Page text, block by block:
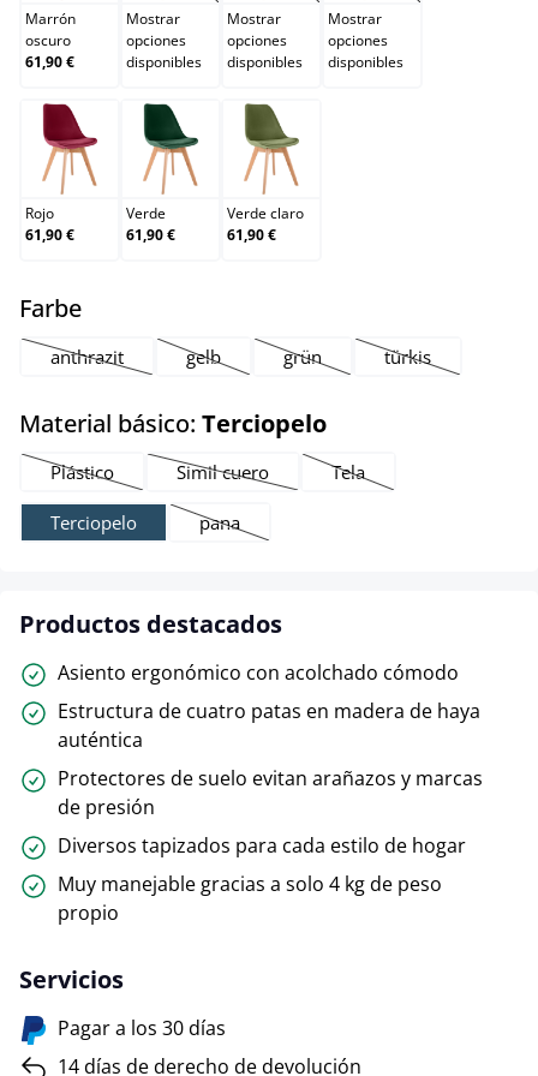
Marrón
oscuro
61,90 €
Mostrar
opciones
disponibles
Mostrar
opciones
disponibles
Mostrar
opciones
disponibles
Rojo
Rojo
61,90 €
Verde
Verde
61,90 €
Verde claro
Verde claro
61,90 €
Farbeselect
anthrazit
(Esta opción no está disponible en este momento.)
gelb
(Esta opción no está disponible en este
grün
(Esta opción no está disponible
türkis
(Esta opción no
Material básico: Terciopeloselect
Plástico
(Esta opción no está disponible en este momento.)
Simil cuero
(Esta opción no está disponible en este
Tela
(Esta opción no está
Terciopelo pana
(Esta opción no está disponible en este
Productos destacados
Asiento ergonómico con acolchado cómodo
Estructura de cuatro patas en madera de haya
auténtica
Protectores de suelo evitan arañazos y marcas
de presión
Diversos tapizados para cada estilo de hogar
Muy manejable gracias a solo 4 kg de peso
propio
Servicios
Pagar a los 30 días
14 días de derecho de devolución